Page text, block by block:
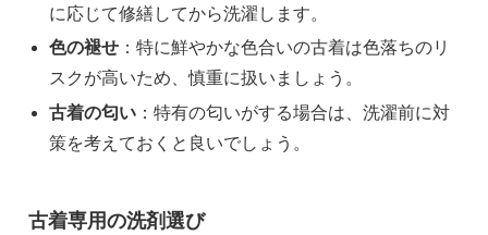
に応じて修繕してから洗濯します。
色の褪せ ：特に鮮やかな色合いの古着は色落ちのリ
スクが高いため、慎重に扱いましょう。
古着の匂い ：特有の匂いがする場合は、洗濯前に対
策を考えておくと良いでしょう。
古着専用の洗剤選び